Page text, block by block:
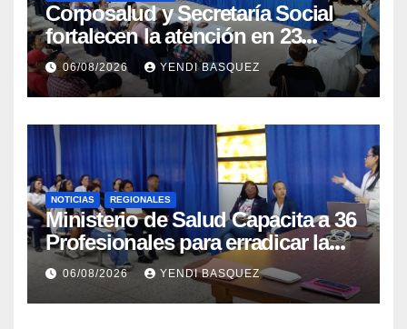
Corposalud y Secretaría Social
fortalecen la atención en 23
municipios
06/08/2026 YENDI BASQUEZ
NOTICIAS REGIONALES
Ministerio de Salud Capacita a 36
Profesionales para erradicar la
Tuberculosis en Yaracuy
06/08/2026 YENDI BASQUEZ